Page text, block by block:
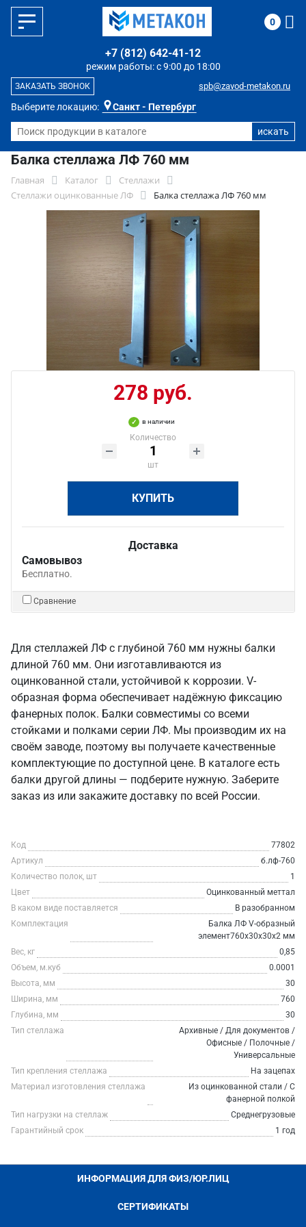
Выберите локацию: Санкт - Петербург
режим работы: с 9:00 до 18:00
+7 (812) 642-41-12
spb@zavod-metakon.ru
ЗАКАЗАТЬ ЗВОНОК
0
Балка стеллажа ЛФ 760 мм
Главная Каталог
Стеллажи
Стеллажи оцинкованные ЛФ
Балка стеллажа ЛФ 760 мм
278 руб.
в наличии
Количество
шт
КУПИТЬ
Доставка
Самовывоз
Бесплатно.
Сравнение
Для стеллажей ЛФ с глубиной 760 мм нужны балки
длиной 760 мм. Они изготавливаются из
оцинкованной стали, устойчивой к коррозии. V-
образная форма обеспечивает надёжную фиксацию
фанерных полок. Балки совместимы со всеми
стойками и полками серии ЛФ. Мы производим их на
своём заводе, поэтому вы получаете качественные
комплектующие по доступной цене. В каталоге есть
балки другой длины — подберите нужную. Заберите
заказ из или закажите доставку по всей России.
Код
77802
Артикул
б.лф-760
Количество полок, шт
1
Цвет
Оцинкованный меттал
В каком виде поставляется
В разобранном
Комплектация
Балка ЛФ V-образный
элемент760х30х30х2 мм
Вес, кг
0,85
Объем, м.куб
0.0001
Высота, мм
30
Ширина, мм
760
Глубина, мм
30
Тип стеллажа
Архивные / Для документов /
Офисные / Полочные /
Универсальные
Тип крепления стеллажа
На зацепах
Материал изготовления стеллажа
Из оцинкованной стали / С
фанерной полкой
Тип нагрузки на стеллаж
Среднегрузовые
Гарантийный срок
1 год
ИНФОРМАЦИЯ ДЛЯ ФИЗ/ЮР.ЛИЦ
СЕРТИФИКАТЫ